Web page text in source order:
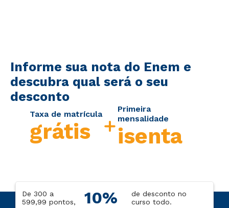
Informe sua nota do Enem e
descubra qual será o seu
desconto
Taxa de matrícula
grátis
Primeira
mensalidade
isenta
De 300 a
599,99 pontos,
10%
de desconto no
curso todo.